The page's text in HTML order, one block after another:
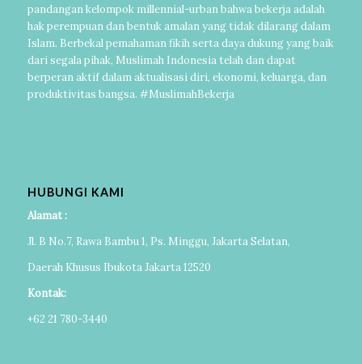
pandangan kelompok millennial-urban bahwa bekerja adalah
hak perempuan dan bentuk amalan yang tidak dilarang dalam
Islam. Berbekal pemahaman fikih serta daya dukung yang baik
dari segala pihak, Muslimah Indonesia telah dan dapat
berperan aktif dalam aktualisasi diri, ekonomi, keluarga, dan
produktivitas bangsa. #MuslimahBekerja
HUBUNGI KAMI
Alamat :
Jl. B No.7, Rawa Bambu 1, Ps. Minggu, Jakarta Selatan,
Daerah Khusus Ibukota Jakarta 12520
Kontak:
+62 21 780-3440